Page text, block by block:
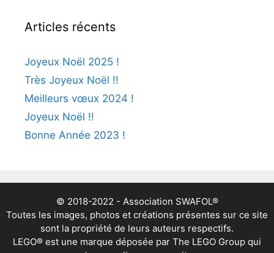
Articles récents
Joyeux Noël 2025 !
Très Joyeux Noël !!
Meilleurs vœux 2024 !
Joyeux Noël !!
Bonne Année 2023 !
© 2018-2022 - Association SWAFOL®
Toutes les images, photos et créations présentes sur ce site
sont la propriété de leurs auteurs respectifs.
LEGO® est une marque déposée par The LEGO Group qui